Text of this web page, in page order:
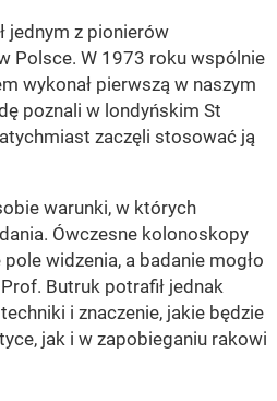
jednym z pionierów
Polsce. W 1973 roku wspólnie
wykonał pierwszą w naszym
poznali w londyńskim St
zaczęli stosować ją
warunki, w których
Ówczesne kolonoskopy
widzenia, a badanie mogło
Butruk potrafił jednak
i znaczenie, jakie będzie
jak i w zapobieganiu rakowi